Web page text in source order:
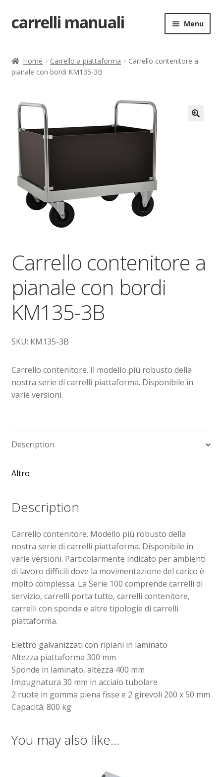
Vai
alla
Vai
al
carrelli manuali Menu
Carrello
Chi siamo
Come ordinare
Come registrarsi al sito
Contatti
costruttori
garanzia
Il mio account
Ordini
Pagamenti
Piattaforme elevatrici
Shop
Sollevatori elettrici manuali timonati
Home Carrello a piattaforma
Carrello contenitore a
pianale con bordi KM135-3B
Carrello contenitore a
pianale con bordi
KM135-3B
SKU: KM135-3B
Carrello contenitore. Il modello più robusto della
nostra serie di carrelli piattaforma. Disponibile in
varie versioni.
Description
Altro
Description
Carrello contenitore. Modello più robusto della
nostra serie di carrelli piattaforma. Disponibile in
varie versioni. Particolarmente indicato per ambienti
di lavoro difficili dove la movimentazione del carico è
molto complessa. La Serie 100 comprende carrelli di
servizio, carrelli porta tutto, carrelli contenitore,
carrelli con sponda e altre tipologie di carrelli
piattaforma.
Elettro galvanizzati con ripiani in laminato
Altezza piattaforma 300 mm
Sponde in laminato, altezza 400 mm
Impugnatura 30 mm in acciaio tubolare
2 ruote in gomma piena fisse e 2 girevoli 200 x 50 mm
Capacità: 800 kg
You may also like…